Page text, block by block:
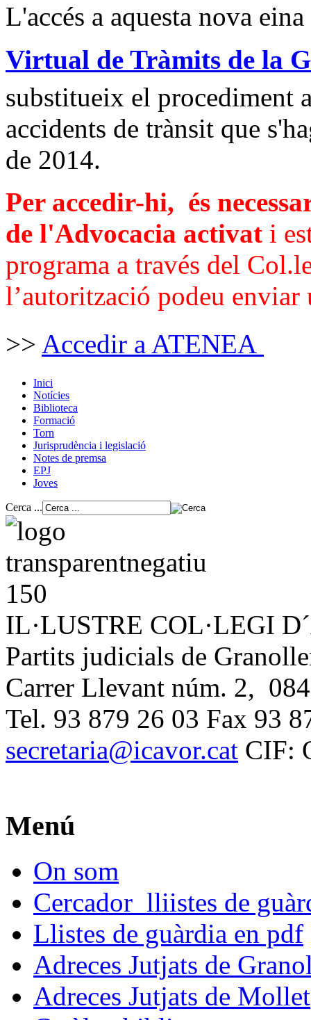
L'accés a aquesta nova
Virtual de Tràmits de la
substitueix el procediment
accidents de trànsit que
de 2014.
Per accedir-hi, és
de l'Advocacia activat i
programa a través del
l’autorització podeu
>> Accedir a ATENEA
Inici
Notícies
Biblioteca
Formació
Torn
Jurisprudència i legislació
Notes de premsa
EPJ
Joves
Cerca ...
IL·LUSTRE COL·LEGI
Partits judicials de
Carrer Llevant núm. 2,
Tel. 93 879 26 03 Fax 93
secretaria@icavor.cat CIF:
Menú
On som
Cercador lliistes de
Llistes de guàrdia en pdf
Adreces Jutjats de
Adreces Jutjats de Mollet